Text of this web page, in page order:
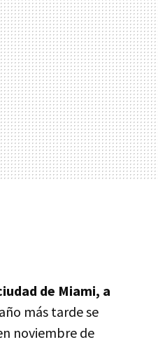
de Miami, a
más tarde se
noviembre de